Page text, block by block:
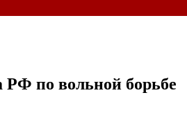
РФ по вольной борьбе